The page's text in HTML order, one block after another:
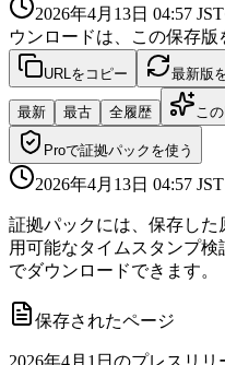
2026年4月13日 04:57 JST
ウンロードは、この保存版
URLをコピー 最新版
最新 最古 全履歴 こ
Proで証拠パックを使う
2026年4月13日 04:57 JST
証拠パックには、保存した
用可能なタイムスタンプ
でダウンロードできます。
保存されたページ
2026年4月1日のプレスリリ